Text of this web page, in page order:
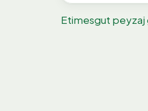
Etimesgut peyzaj